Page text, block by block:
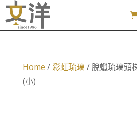
Home /彩虹琉璃/ 脫蠟琉璃頭
(小)